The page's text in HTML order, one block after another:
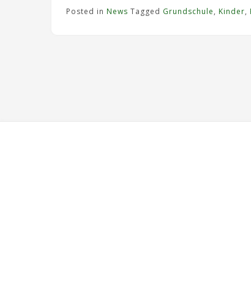
Posted in News Tagged Grundschule, Kinder,